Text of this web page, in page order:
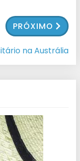
PRÓXIMO
na Austrália